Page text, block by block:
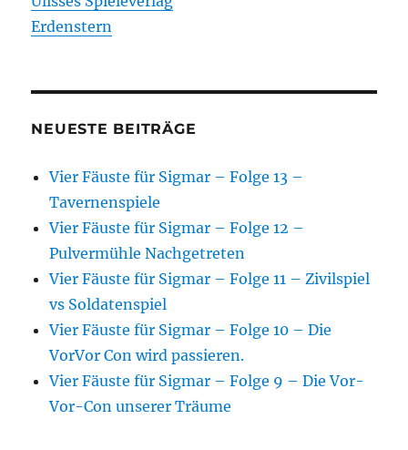
Erdenstern
NEUESTE BEITRÄGE
Vier Fäuste für Sigmar – Folge 13 –
Tavernenspiele
Vier Fäuste für Sigmar – Folge 12 –
Pulvermühle Nachgetreten
Vier Fäuste für Sigmar – Folge 11 – Zivilspiel
vs Soldatenspiel
Vier Fäuste für Sigmar – Folge 10 – Die
VorVor Con wird passieren.
Vier Fäuste für Sigmar – Folge 9 – Die Vor-
Vor-Con unserer Träume